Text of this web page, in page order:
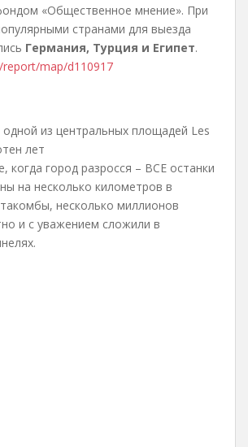
«Общественное мнение». При
странами для выезда
Германия, Турция и Египет.
map/d110917
из центральных площадей Les
лет
когда город разросся – ВСЕ останки
на несколько километров в
несколько миллионов
и с уважением сложили в